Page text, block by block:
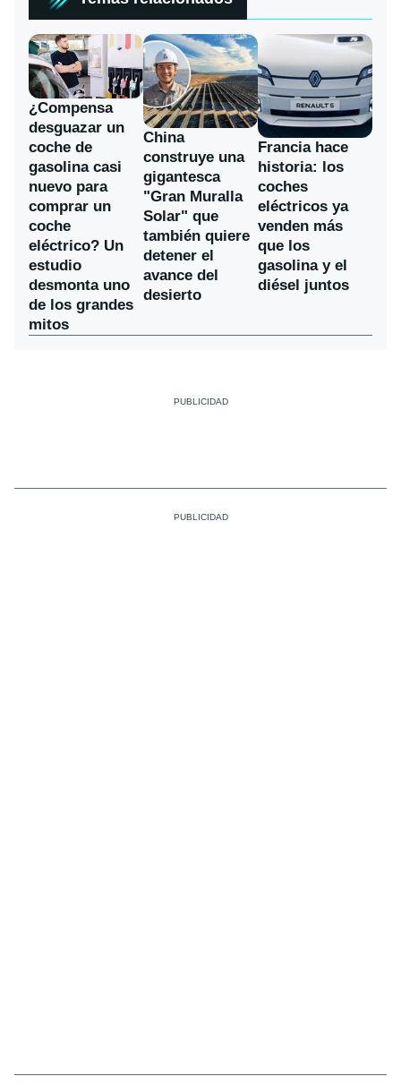
¿Compensa
desguazar un
coche de
gasolina casi
nuevo para
comprar un
coche
eléctrico? Un
estudio
desmonta uno
de los grandes
mitos
China
construye una
gigantesca
"Gran Muralla
Solar" que
también quiere
detener el
avance del
desierto
Francia hace
historia: los
coches
eléctricos ya
venden más
que los
gasolina y el
diésel juntos